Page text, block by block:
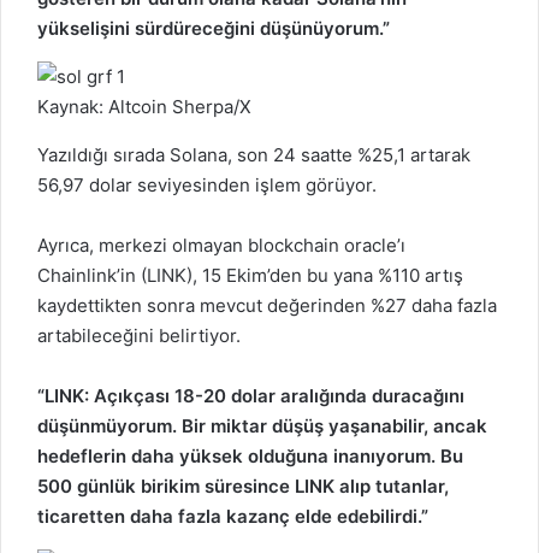
yükselişini sürdüreceğini düşünüyorum.”
Kaynak: Altcoin Sherpa/X
Yazıldığı sırada Solana, son 24 saatte %25,1 artarak
56,97 dolar seviyesinden işlem görüyor.
Ayrıca, merkezi olmayan blockchain oracle’ı
Chainlink’in (LINK), 15 Ekim’den bu yana %110 artış
kaydettikten sonra mevcut değerinden %27 daha fazla
artabileceğini belirtiyor.
“LINK: Açıkçası 18-20 dolar aralığında duracağını
düşünmüyorum. Bir miktar düşüş yaşanabilir, ancak
hedeflerin daha yüksek olduğuna inanıyorum. Bu
500 günlük birikim süresince LINK alıp tutanlar,
ticaretten daha fazla kazanç elde edebilirdi.”